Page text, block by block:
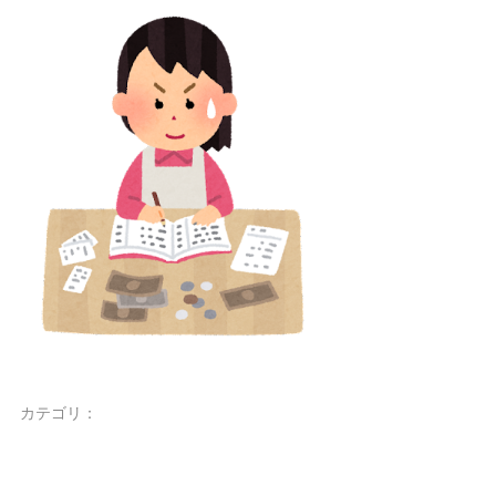
カテゴリ：